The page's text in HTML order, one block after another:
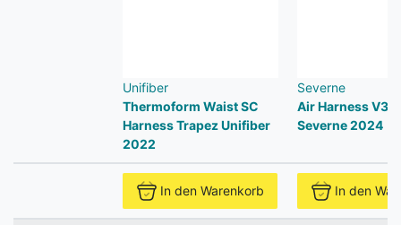
Unifiber
Thermoform Waist SC
Harness Trapez Unifiber
2022
Severne
Air Harness V3
Severne 2024
In den Warenkorb In den